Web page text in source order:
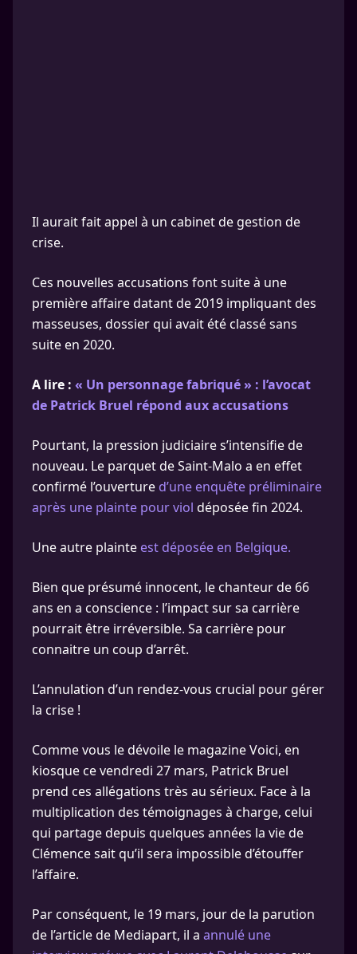
Il aurait fait appel à un cabinet de gestion de
crise.
Ces nouvelles accusations font suite à une
première affaire datant de 2019 impliquant des
masseuses, dossier qui avait été classé sans
suite en 2020.
A lire : « Un personnage fabriqué » : l’avocat
de Patrick Bruel répond aux accusations
Pourtant, la pression judiciaire s’intensifie de
nouveau. Le parquet de Saint-Malo a en effet
confirmé l’ouverture d’une enquête préliminaire
après une plainte pour viol déposée fin 2024.
Une autre plainte est déposée en Belgique.
Bien que présumé innocent, le chanteur de 66
ans en a conscience : l’impact sur sa carrière
pourrait être irréversible. Sa carrière pour
connaitre un coup d’arrêt.
L’annulation d’un rendez-vous crucial pour gérer
la crise !
Comme vous le dévoile le magazine Voici, en
kiosque ce vendredi 27 mars, Patrick Bruel
prend ces allégations très au sérieux. Face à la
multiplication des témoignages à charge, celui
qui partage depuis quelques années la vie de
Clémence sait qu’il sera impossible d’étouffer
l’affaire.
Par conséquent, le 19 mars, jour de la parution
de l’article de Mediapart, il a annulé une